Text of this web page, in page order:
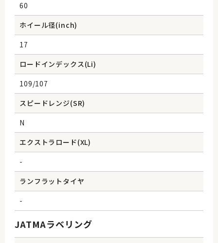
60
ホイール径(inch)
17
ロードインデックス(Li)
109/107
スピードレンジ(SR)
N
エクストラロード(XL)
-
ランフラットタイヤ
-
JATMAラベリング